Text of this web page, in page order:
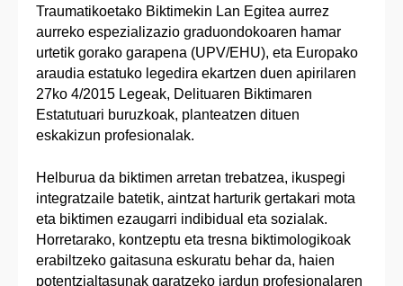
Traumatikoetako Biktimekin Lan Egitea aurrez
aurreko espezializazio graduondokoaren hamar
urtetik gorako garapena (UPV/EHU), eta Europako
araudia estatuko legedira ekartzen duen apirilaren
27ko 4/2015 Legeak, Delituaren Biktimaren
Estatutuari buruzkoak, planteatzen dituen
eskakizun profesionalak.
Helburua da biktimen arretan trebatzea, ikuspegi
integratzaile batetik, aintzat harturik gertakari mota
eta biktimen ezaugarri indibidual eta sozialak.
Horretarako, kontzeptu eta tresna biktimologikoak
erabiltzeko gaitasuna eskuratu behar da, haien
potentzialtasunak garatzeko jardun profesionalaren